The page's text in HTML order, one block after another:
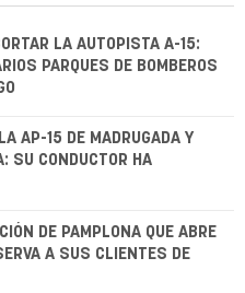
LA AUTOPISTA A-15:
PARQUES DE BOMBEROS
AP-15 DE MADRUGADA Y
SU CONDUCTOR HA
DE PAMPLONA QUE ABRE
A SUS CLIENTES DE